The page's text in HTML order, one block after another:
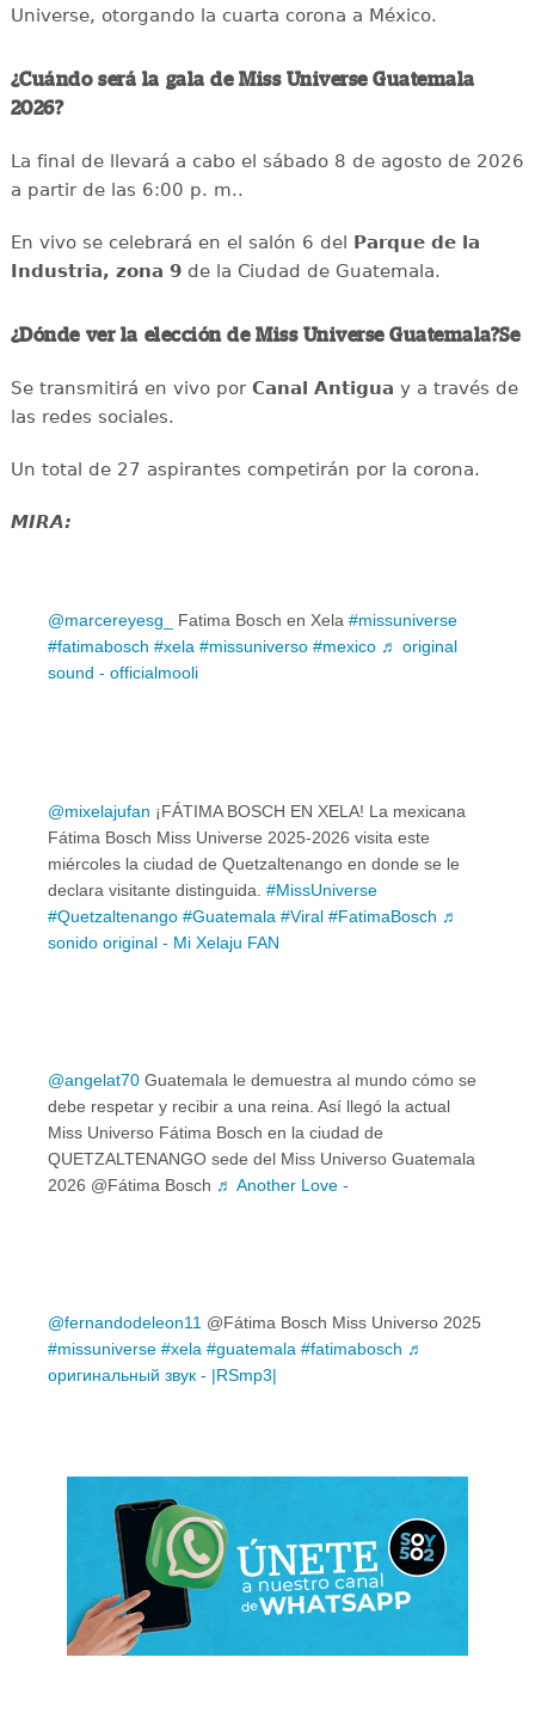
Universe, otorgando la cuarta corona a México.
¿Cuándo será la gala de Miss Universe Guatemala
2026?
La final de llevará a cabo el sábado 8 de agosto de 2026
a partir de las 6:00 p. m..
En vivo se celebrará en el salón 6 del
Parque de la
Industria, zona 9de la Ciudad de Guatemala.
¿Dónde ver la elección de Miss Universe Guatemala?Se
Se transmitirá en vivo porCanal Antigua y a través de
las redes sociales.
Un total de 27 aspirantes competirán por la corona.
MIRA:
@marcereyesg_ Fatima Bosch en Xela #missuniverse
#fatimabosch #xela #missuniverso #mexico ♬ original
sound - officialmooli
@mixelajufan ¡FÁTIMA BOSCH EN XELA! La mexicana
Fátima Bosch Miss Universe 2025-2026 visita este
miércoles la ciudad de Quetzaltenango en donde se le
declara visitante distinguida. #MissUniverse
#Quetzaltenango #Guatemala #Viral #FatimaBosch ♬
sonido original - Mi Xelaju FAN
@angelat70 Guatemala le demuestra al mundo cómo se
debe respetar y recibir a una reina. Así llegó la actual
Miss Universo Fátima Bosch en la ciudad de
QUETZALTENANGO sede del Miss Universo Guatemala
2026 @Fátima Bosch ♬ Another Love -
@fernandodeleon11 @Fátima Bosch Miss Universo 2025
#missuniverse #xela #guatemala #fatimabosch ♬
оригинальный звук - |RSmp3|